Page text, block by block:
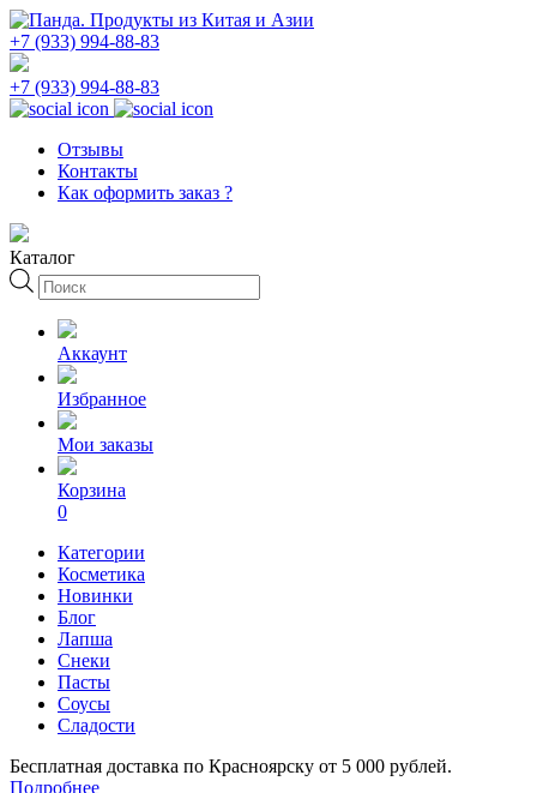
+7 (933) 994-88-83
+7 (933) 994-88-83
Отзывы
Контакты
Как оформить заказ ?
Каталог
Поиск
товаров
Аккаунт
Избранное
Мои заказы
Корзина
0
Категории
Косметика
Новинки
Блог
Лапша
Снеки
Пасты
Соусы
Сладости
Бесплатная доставка по Красноярску от 5 000 рублей.
Подробнее